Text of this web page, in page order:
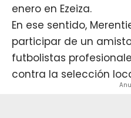
enero en Ezeiza.
En ese sentido,
participar de un
futbolistas
contra la selección